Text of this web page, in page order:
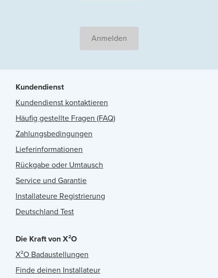
Anmelden
Kundendienst
Kundendienst kontaktieren
Häufig gestellte Fragen (FAQ)
Zahlungsbedingungen
Lieferinformationen
Rückgabe oder Umtausch
Service und Garantie
Installateure Registrierung
Deutschland Test
Die Kraft von X²O
X²O Badaustellungen
Finde deinen Installateur